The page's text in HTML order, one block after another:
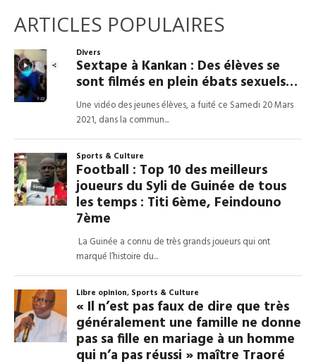
ARTICLES POPULAIRES